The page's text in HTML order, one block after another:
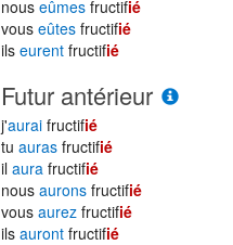
nouseûmes fructifié
vouseûtes fructifié
ilseurent fructifié
Futur antérieur
j'aurai fructifié
tuauras fructifié
ilaura fructifié
nousaurons fructifié
vousaurez fructifié
ilsauront fructifié